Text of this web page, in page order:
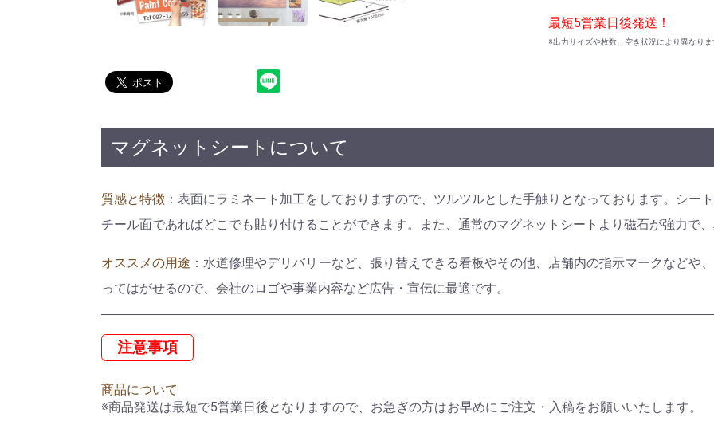
最短5営業日後発送！
※出力サイズや枚数、空き状況により異なり
マグネットシートについて
質感と特徴 ：表面にラミネート加工をしておりますので、ツルツルとした手触りとなっております。シー
チール面であればどこでも貼り付けることができます。また、通常のマグネットシートより磁石が強力で
オススメの用途 ：水道修理やデリバリーなど、張り替えできる看板やその他、店舗内の指示マークなどや
ってはがせるので、会社のロゴや事業内容など広告・宣伝に最適です。
注意事項
商品について
※商品発送は最短で5営業日後となりますので、お急ぎの方はお早めにご注文・入稿をお願いいたします。